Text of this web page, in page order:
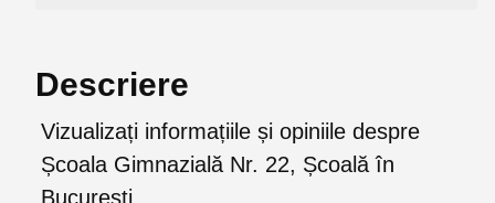
Descriere
Vizualizați informațiile și opiniile despre
Școala Gimnazială Nr. 22, Școală în
București